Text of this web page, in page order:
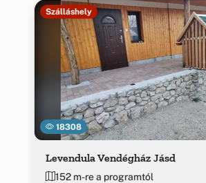
18308
Szálláshely
Levendula Vendégház Jásd
152 m-re a programtól